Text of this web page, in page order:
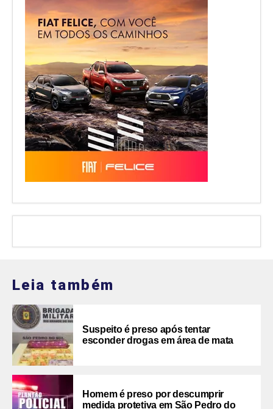
Leia também
Suspeito é preso após tentar
esconder drogas em área de mata
Homem é preso por descumprir
medida protetiva em São Pedro do